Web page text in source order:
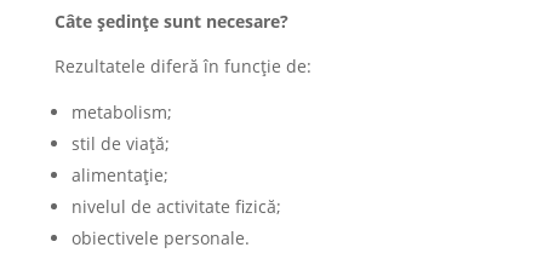
Câte ședințe sunt necesare?
Rezultatele diferă în funcție de:
metabolism;
stil de viață;
alimentație;
nivelul de activitate fizică;
obiectivele personale.